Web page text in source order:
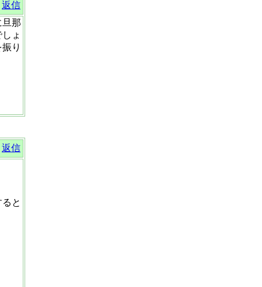
返信
那
ょ
り
返信
と